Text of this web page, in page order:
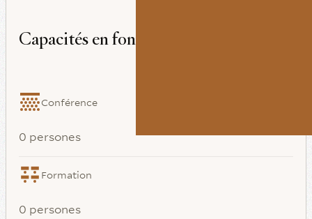
Capacités en fonction de l’agencement
Conférence
0 persones
Formation
0 persones